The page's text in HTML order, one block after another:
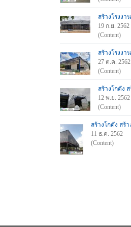
สร้างโรงงา
19 ก.ย. 2562
(Content)
สร้างโรงงา
27 ต.ค. 2562
(Content)
สร้างโกดัง
12 พ.ย. 2562
(Content)
สร้างโกดัง สร้
11 ธ.ค. 2562
(Content)